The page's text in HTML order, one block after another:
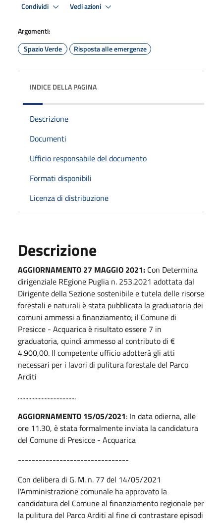
Condividi Vedi azioni
Argomenti:
Spazio Verde
Risposta alle emergenze
INDICE DELLA PAGINA
Descrizione
Documenti
Ufficio responsabile del documento
Formati disponibili
Licenza di distribuzione
Descrizione
AGGIORNAMENTO 27 MAGGIO 2021: Con Determina
dirigenziale REgione Puglia n. 253.2021 adottata dal
Dirigente della Sezione sostenibile e tutela delle risorse
forestali e naturali è stata pubblicata la graduatoria dei
comuni ammessi a finanziamento; il Comune di
Presicce - Acquarica è risultato essere 7 in
graduatoria, quindi ammesso al contributo di €
4.900,00. Il competente ufficio adotterà gli atti
necessari per i lavori di pulitura forestale del Parco
Arditi
.......................................
AGGIORNAMENTO 15/05/2021: In data odierna, alle
ore 11.30, è stata formalmente inviata la candidatura
del Comune di Presicce - Acquarica
--------------------------------
Con delibera di G. M. n. 77 del 14/05/2021
l'Amministrazione comunale ha approvato la
candidatura del Comune al finanziamento regionale per
la pulitura del Parco Arditi al fine di contrastare episodi